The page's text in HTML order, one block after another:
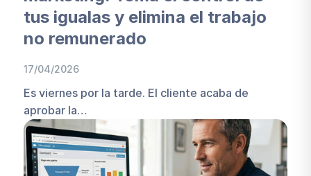
tus igualas y elimina el trabajo
no remunerado
17/04/2026
Es viernes por la tarde. El cliente acaba de
aprobar la…